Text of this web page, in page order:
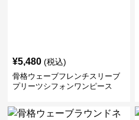
¥5,480 (税込)
骨格ウェーブフレンチスリーブ
プリーツシフォンワンピース